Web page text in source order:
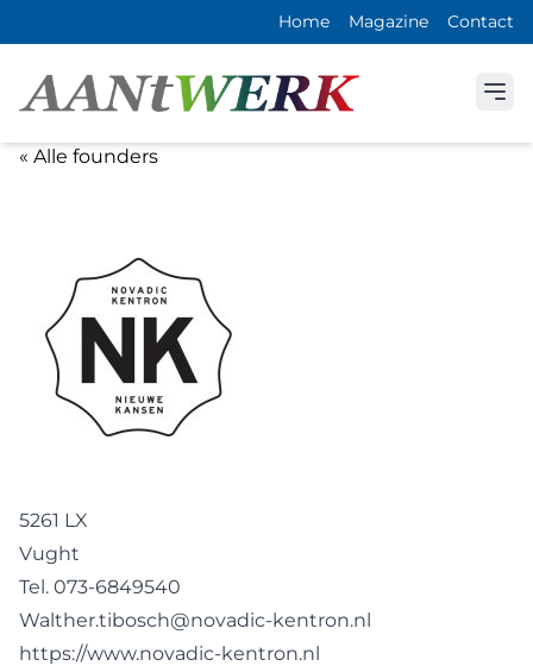
Home Magazine Contact
« Alle founders
5261 LX
Vught
Tel. 073-6849540
Walther.tibosch@novadic-kentron.nl
https://www.novadic-kentron.nl